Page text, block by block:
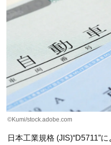
©Kumi/stock.adobe.com
日本工業規格 (JIS)“D5711”